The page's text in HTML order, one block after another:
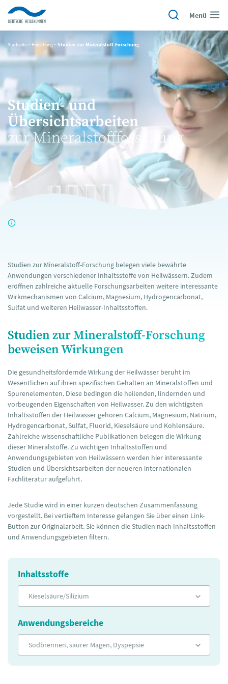
Menü
Startseite~ Forschung~ Studien zur Mineralstoff-Forschung
Studien- und
Übersichtsarbeiten
zur Mineralstoffforschung
Studien zur Mineralstoff-Forschung belegen viele bewährte
Anwendungen verschiedener Inhaltsstoffe von Heilwässern. Zudem
eröffnen zahlreiche aktuelle Forschungsarbeiten weitere interessante
Wirkmechanismen von Calcium, Magnesium, Hydrogencarbonat,
Sulfat und weiteren Heilwasser-Inhaltsstoffen.
Studien zur Mineralstoff-Forschung
beweisen Wirkungen
Die gesundheitsfördernde Wirkung der Heilwässer beruht im
Wesentlichen auf ihren spezifischen Gehalten an Mineralstoffen und
Spurenelementen. Diese bedingen die heilenden, lindernden und
vorbeugenden Eigenschaften von Heilwasser. Zu den wichtigsten
Inhaltsstoffen der Heilwässer gehören Calcium, Magnesium, Natrium,
Hydrogencarbonat, Sulfat, Fluorid, Kieselsäure und Kohlensäure.
Zahlreiche wissenschaftliche Publikationen belegen die Wirkung
dieser Mineralstoffe. Zu wichtigen Inhaltsstoffen und
Anwendungsgebieten von Heilwässern werden hier interessante
Studien und Übersichtsarbeiten der neueren internationalen
Fachliteratur aufgeführt.
Jede Studie wird in einer kurzen deutschen Zusammenfassung
vorgestellt. Bei vertieftem Interesse gelangen Sie über einen Link-
Button zur Originalarbeit. Sie können die Studien nach Inhaltsstoffen
und Anwendungsgebieten filtern.
Inhaltsstoffe
Kieselsäure/Silizium
Anwendungsbereiche
Sodbrennen, saurer Magen, Dyspepsie